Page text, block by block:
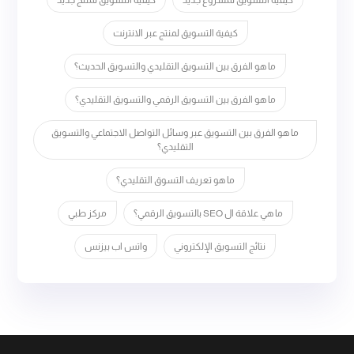
كيفية التسويق لمنتج عبر الانترنت
ما هو الفرق بين التسويق التقليدي والتسويق الحديث؟
ما هو الفرق بين التسويق الرقمي والتسويق التقليدي؟
ما هو الفرق بين التسويق عبر وسائل التواصل الاجتماعي والتسويق
التقليدي؟
ما هو تعريف التسوق التقليدي؟
ما هي علاقة ال SEO بالتسويق الرقمي؟ مركز طبي
نتائج التسويق الإلكتروني واتس اب بيزنس